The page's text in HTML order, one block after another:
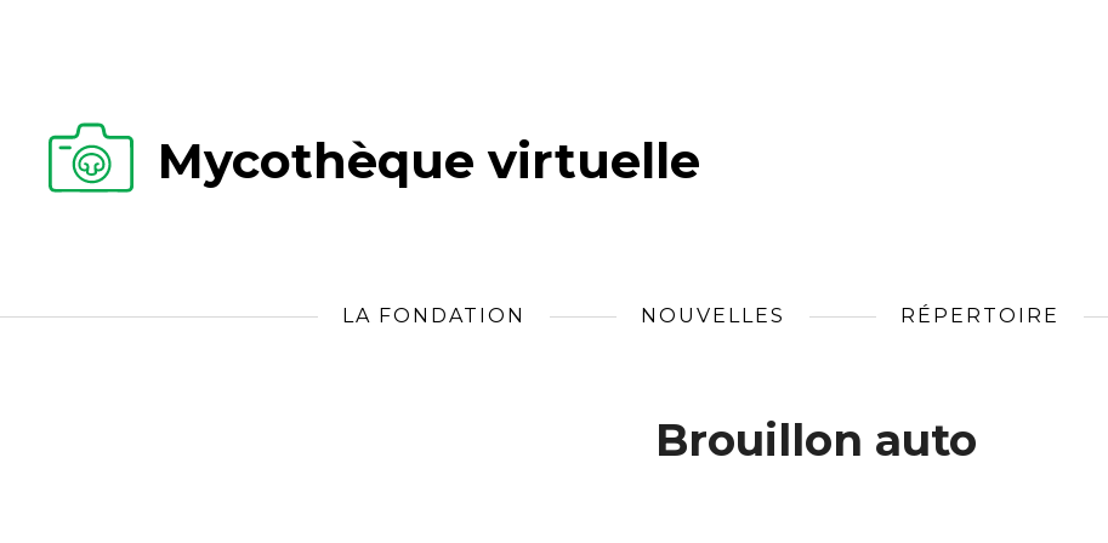
Mycothèque virtuelle
LA FONDATION NOUVELLES RÉPERTOIRE
Brouillon auto